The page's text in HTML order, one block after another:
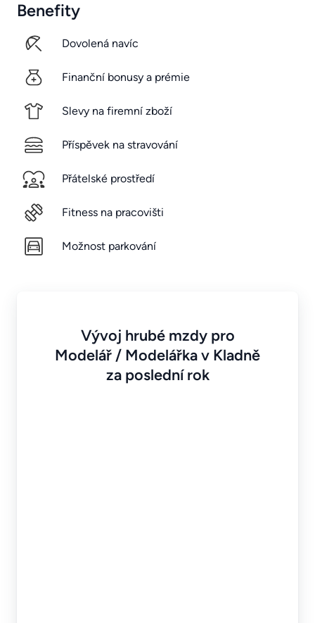
Benefity
Dovolená navíc
Finanční bonusy a prémie
Slevy na firemní zboží
Příspěvek na stravování
Přátelské prostředí
Fitness na pracovišti
Možnost parkování
Vývoj hrubé mzdy pro
Modelář / Modelářka v Kladně
za poslední rok